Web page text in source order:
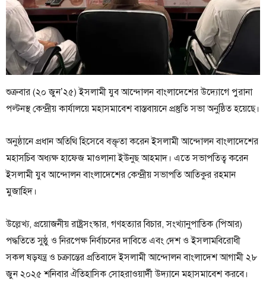
শুক্রবার (২০ জুন’২৫) ইসলামী যুব আন্দোলন বাংলাদেশের উদ্যোগে পুরানা
পল্টনস্থ কেন্দ্রীয় কার্যালয়ে মহাসমাবেশ বাস্তবায়নে প্রস্তুতি সভা অনুষ্ঠিত হয়েছে।
অনুষ্ঠানে প্রধান অতিথি হিসেবে বক্তৃতা করেন ইসলামী আন্দোলন বাংলাদেশের
মহাসচিব অধ্যক্ষ হাফেজ মাওলানা ইউনুছ আহমাদ। এতে সভাপতিত্ব করেন
ইসলামী যুব আন্দোলন বাংলাদেশের কেন্দ্রীয় সভাপতি আতিকুর রহমান
মুজাহিদ।
উল্লেখ্য, প্রয়োজনীয় রাষ্ট্রসংস্কার, গণহত্যার বিচার, সংখ্যানুপাতিক (পিআর)
পদ্ধতিতে সুষ্ঠু ও নিরপেক্ষ নির্বাচনের দাবিতে এবং দেশ ও ইসলামবিরোধী
সকল ষড়যন্ত্র ও চক্রান্তের প্রতিবাদে ইসলামী আন্দোলন বাংলাদেশ আগামী ২৮
জুন ২০২৫ শনিবার ঐতিহাসিক সোহরাওয়ার্দী উদ্যানে মহাসমাবেশ করবে।